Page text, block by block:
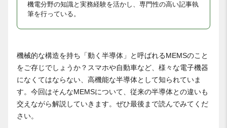
機電分野の知識と実務経験を活かし、専門性の高い記事執
筆を行っている。
機械的な構造を持ち「動く半導体」と呼ばれるMEMSのこと
をご存じでしょうか？スマホや自動車など、様々な電子機器
になくてはならない、高機能な半導体として知られていま
す。今回はそんなMEMSについて、従来の半導体との違いも
交えながら解説していきます。ぜひ最後まで読んでみてくだ
さい。